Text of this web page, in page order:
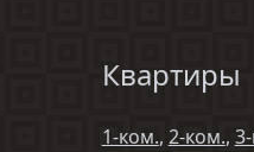
Квартиры
1-ком., 2-ком.,